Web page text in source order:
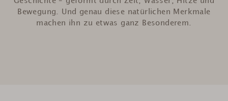
Bewegung. Und genau diese natürlichen Merkmale
machen ihn zu etwas ganz Besonderem.